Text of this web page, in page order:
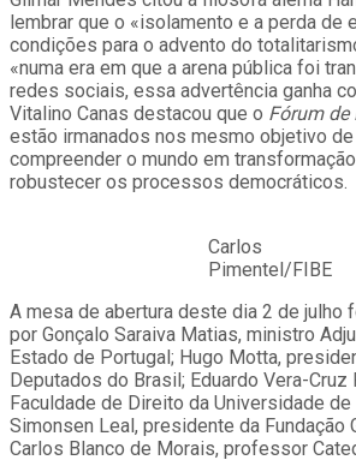
lembrar que o «isolamento e a perda de
condições para o advento do
«numa era em que a arena pública foi
redes sociais, essa advertência ganha
Vitalino Canas destacou que o Fórum de
estão irmanados nos mesmo objetivo de
compreender o mundo em
robustecer os processos democráticos.
Carlos
Pimentel/FIBE
A mesa de abertura deste dia 2 de julho
por Gonçalo Saraiva Matias, ministro
Estado de Portugal; Hugo Motta,
Deputados do Brasil; Eduardo Vera-
Faculdade de Direito da Universidade
Simonsen Leal, presidente da Fundação
Carlos Blanco de Morais, professor